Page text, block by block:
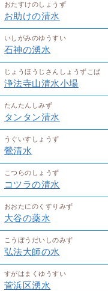
おたすけのしょうず
お助けの清水
いしがみのゆうすい
石神の湧水
じょうほうじさんしょうずこば
浄法寺山清水小場
たんたんしみず
タンタン清水
うぐいすしょうず
鶯清水
こつらのしょうず
コツラの清水
おおたにのくすりみず
大谷の薬水
こうぼうだいしのみず
弘法大師の水
すがはまくゆうすい
菅浜区湧水